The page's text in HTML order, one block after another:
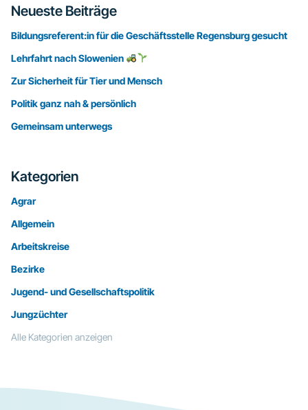
Seitenspalte
Neueste Beiträge
Bildungsreferent:in für die Geschäftsstelle Regensburg gesucht
Lehrfahrt nach Slowenien
Zur Sicherheit für Tier und Mensch
Politik ganz nah & persönlich
Gemeinsam unterwegs
Kategorien
Agrar
Allgemein
Arbeitskreise
Bezirke
Jugend- und Gesellschaftspolitik
Jungzüchter
Alle Kategorien anzeigen